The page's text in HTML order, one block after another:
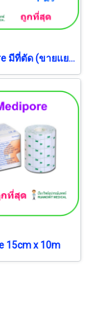
3M Micropore มีที่ตัด (ขายแยก 1 ม้วน)
15cm x 10m